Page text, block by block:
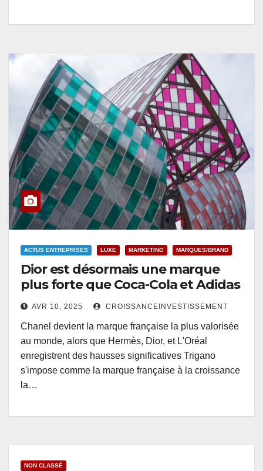
ACTUS ENTREPRISES LUXE MARKETING MARQUES/BRAND
Dior est désormais une marque
plus forte que Coca-Cola et Adidas
AVR 10, 2025 CROISSANCEINVESTISSEMENT
Chanel devient la marque française la plus valorisée
au monde, alors que Hermès, Dior, et L'Oréal
enregistrent des hausses significatives Trigano
s'impose comme la marque française à la croissance
la…
NON CLASSÉ